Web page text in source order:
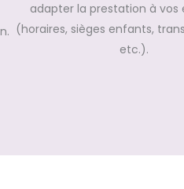
adapter la prestation à vos
(horaires, sièges enfants,
etc.).